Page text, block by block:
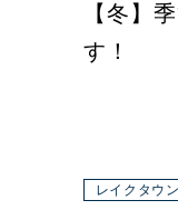
【冬】
す！
レイクタウ